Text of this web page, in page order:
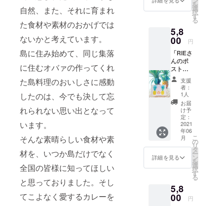
自然、また、それに育まれ
た食材や素材のおかげでは
ないかと考えています。
島に住み始めて、同じ集落
に住むオバァの作ってくれ
た島料理のおいしさに感動
したのは、今でも決して忘
れられない思い出となって
います。
そんな素晴らしい食材や素
材を、いつか島だけでなく
全国の皆様に知ってほしい
と思っておりました。そし
てこよなく愛するカレーを
みを煮
詰めた
純粋な
味で
す。蔗
糖
（しょ
とう）
や糖蜜
を加え
る「加
工黒
糖」と
は異な
りコク
く、ミ
ネラル
ぷり詰
まって
引き出
してい
ます。
こだわ
りの焙
煎から
できた
おいし
い珈琲
豆は、
奄美の
ホテル
やお土
産屋さ
んで評
判の
品。奄
品とし
ても人
レーは
野菜、
パイス
の他、
島の素
材だけ
ででき
ていま
す。動
物性脂
肪や小
麦粉を
一切
使って
おら
ず、化
学調味
料、香
料、保
加の食
品で
す。 ベ
を
選
択
す
る
5,8
00 円
「RIEさ
んのポ
スト
カード
＋月の
虎カ
レー
（レト
ルト
パッ
ク）
200g」
RIEさん
は世界
中に笑
顔を広
アー
ティス
トとし
支援
者：
1人
お届
け予
定：
2021
年06
月
詳細を見る
こ
の
リ
タ
ー
ン
を
選
択
す
る
5,8
00 円